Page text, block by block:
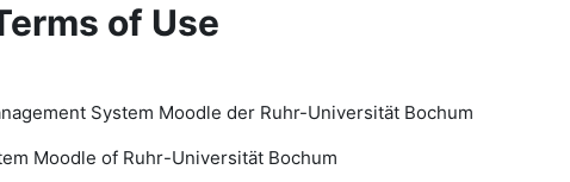
of Use
System Moodle der Ruhr-Universität Bochum
Moodle of Ruhr-Universität Bochum